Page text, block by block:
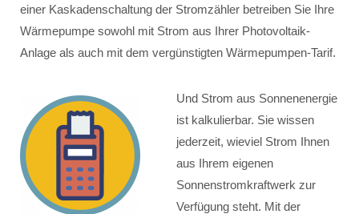
einer Kaskadenschaltung der Stromzähler betreiben Sie Ihre
Wärmepumpe sowohl mit Strom aus Ihrer Photovoltaik-
Anlage als auch mit dem vergünstigten Wärmepumpen-Tarif.
Und Strom aus Sonnenenergie
ist kalkulierbar. Sie wissen
jederzeit, wieviel Strom Ihnen
aus Ihrem eigenen
Sonnenstromkraftwerk zur
Verfügung steht. Mit der